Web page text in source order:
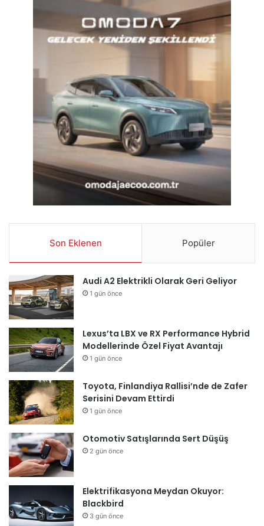
Son Eklenen Popüler
Audi A2 Elektrikli Olarak Geri Geliyor
1 gün önce
Lexus’ta LBX ve RX Performance Hybrid
Modellerinde Özel Fiyat Avantajı
1 gün önce
Toyota, Finlandiya Rallisi’nde de Zafer
Serisini Devam Ettirdi
1 gün önce
Otomotiv Satışlarında Sert Düşüş
2 gün önce
Elektrifikasyona Meydan Okuyor:
Blackbird
3 gün önce